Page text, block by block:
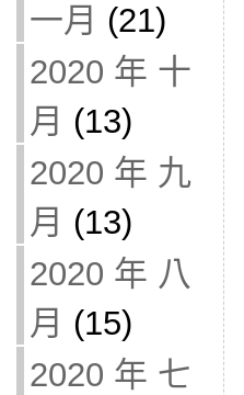
一月 (21)
2020 年 十
月 (13)
2020 年 九
月 (13)
2020 年 八
月 (15)
2020 年 七